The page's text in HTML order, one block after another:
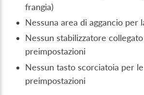
frangia)
Nessuna area di aggancio per
Nessun stabilizzatore
preimpostazioni
Nessun tasto scorciatoia per le
preimpostazioni